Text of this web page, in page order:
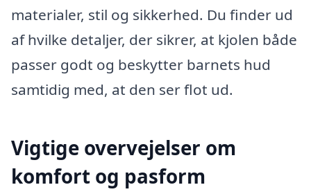
materialer, stil og sikkerhed. Du finder ud
af hvilke detaljer, der sikrer, at kjolen både
passer godt og beskytter barnets hud
samtidig med, at den ser flot ud.
Vigtige overvejelser om
komfort og pasform